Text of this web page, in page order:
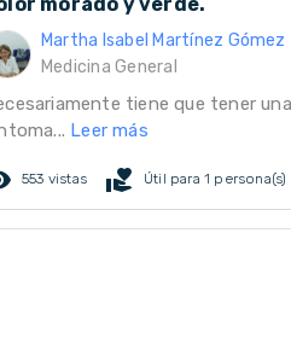
Martha Isabel Martínez Gómez
Medicina General
tiene que tener
Leer más
553 vistas volunteer_activism Útil para 1 persona(s)